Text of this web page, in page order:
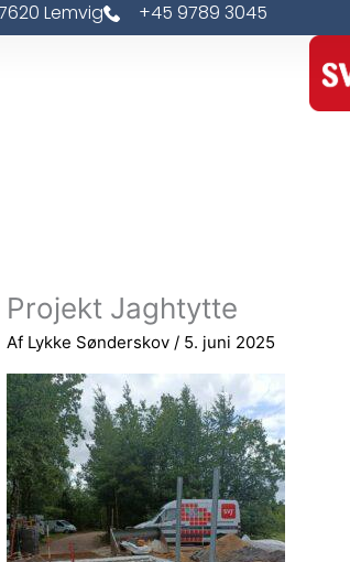
Lemvig +45 9789 3045
Projekt Jaghtytte
Af Lykke Sønderskov/ 5. juni 2025